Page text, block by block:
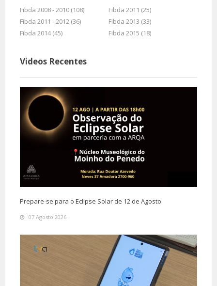
Fibda 2008 - 2010 (108)
Fibda 2011 (25)
Fibda 2011 - 2012 (36)
Fibda 2013 (33)
Fibda 2014 (45)
Fibda 2015 (18)
Videos Recentes
Prepare-se para o Eclipse Solar de 12 de Agosto
07 Agosto 2026